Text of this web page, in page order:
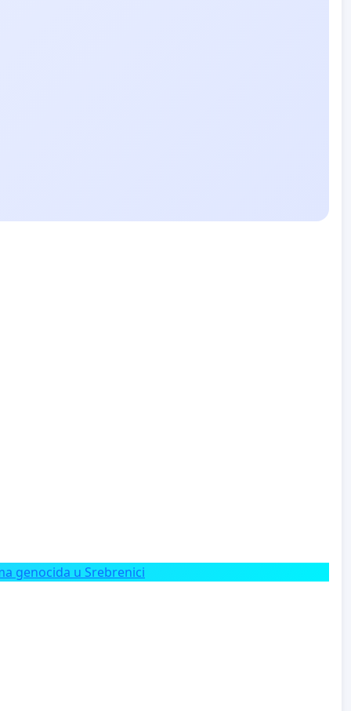
genocida u Srebrenici